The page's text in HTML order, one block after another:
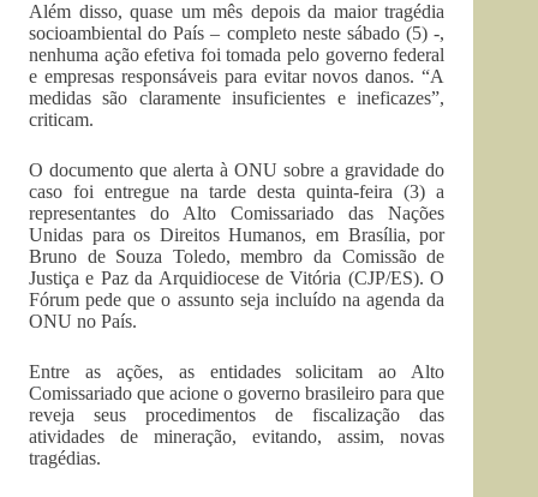
Além disso, quase um mês depois da maior tragédia
socioambiental do País – completo neste sábado (5) -,
nenhuma ação efetiva foi tomada pelo governo federal
e empresas responsáveis para evitar novos danos. “A
medidas são claramente insuficientes e ineficazes”,
criticam.
O documento que alerta à ONU sobre a gravidade do
caso foi entregue na tarde desta quinta-feira (3) a
representantes do Alto Comissariado das Nações
Unidas para os Direitos Humanos, em Brasília, por
Bruno de Souza Toledo, membro da Comissão de
Justiça e Paz da Arquidiocese de Vitória (CJP/ES). O
Fórum pede que o assunto seja incluído na agenda da
ONU no País.
Entre as ações, as entidades solicitam ao Alto
Comissariado que acione o governo brasileiro para que
reveja seus procedimentos de fiscalização das
atividades de mineração, evitando, assim, novas
tragédias.